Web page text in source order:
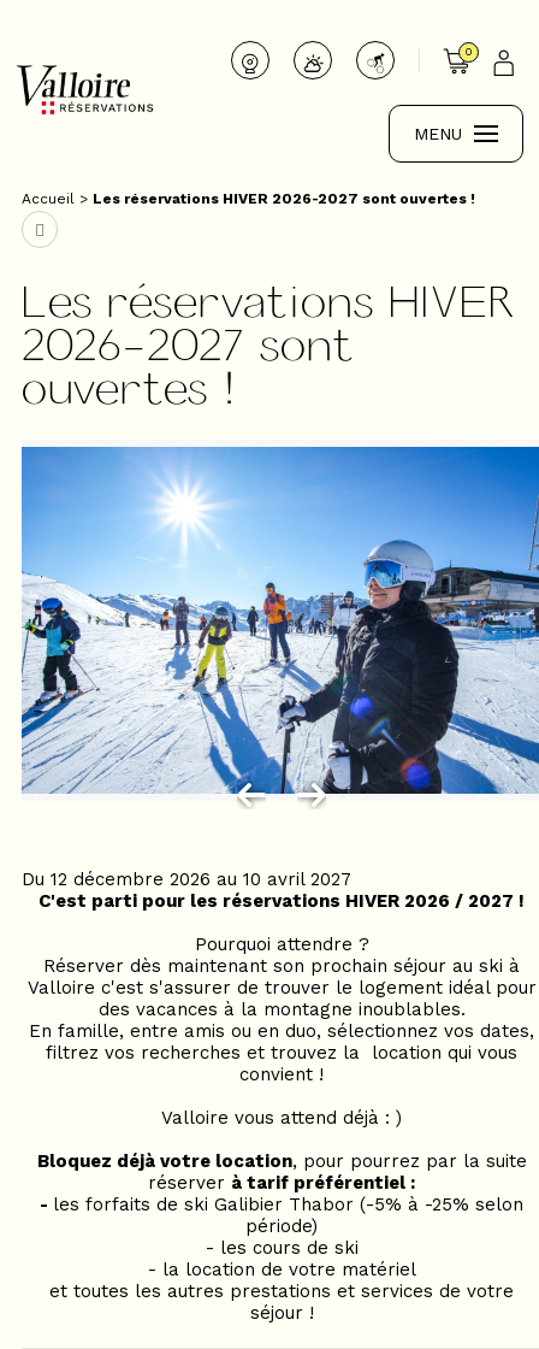
0
MENU
Accueil > Les réservations HIVER 2026-2027 sont ouvertes !
Les réservations HIVER
2026-2027 sont
ouvertes !
Du 12 décembre 2026 au 10 avril 2027
C'est parti pour les réservations HIVER 2026 / 2027 !
Pourquoi attendre ?
Réserver dès maintenant son prochain séjour au ski à
Valloire c'est s'assurer de trouver le logement idéal pour
des vacances à la montagne inoublables.
En famille, entre amis ou en duo, sélectionnez vos dates,
filtrez vos recherches et trouvez la location qui vous
convient !
Valloire vous attend déjà : )
Bloquez déjà votre location, pour pourrez par la suite
réserver à tarif préférentiel :
- les forfaits de ski Galibier Thabor (-5% à -25% selon
période)
- les cours de ski
- la location de votre matériel
et toutes les autres prestations et services de votre
séjour !